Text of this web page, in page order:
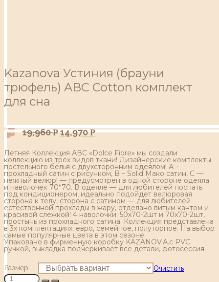
Kazanova Устиния (брауни
трюфель) ABC Cotton комплект
для сна
19,960Р 14,970Р
Летняя Коллекция АВС «Dolce Fiore» мы создали
коллекцию из трёх видов ткани! Дизайнерские комплекты
постельного белья с двухсторонним одеялом! А –
прохладный сатин с рисунком, B – Solid Мако сатин, С —
нежный велюр! — предусмотрен в одной стороне одеяла
и наволочек 70*70. В одеяле — для любителей поспать
под кондиционером, идеально подойдет велюровая
сторона к телу, сторона с сатином — для любителей
естественной прохлады в жару, отделано витым кантом и
красивой слежкой! 4 наволочки: 50х70-2шт и 70х70-2шт,
простынь из прохладного сатина. Коллекция представлена
в 3х комплектациях: евро, семейное, полуторное. На выбор
самые популярные цвета в этом сезоне.
Упаковано в фирменную коробку KAZANOV.A.с PVC
ручкой, выкладка подчеркивает все детали, фотосессия.
Размер Очистить